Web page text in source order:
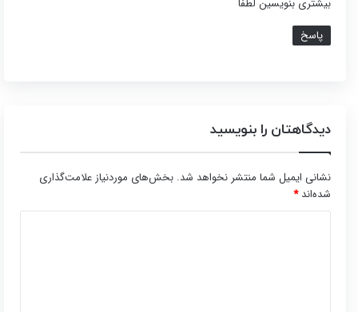
بیشتری بنویسین لطفا
پاسخ
دیدگاهتان را بنویسید
نشانی ایمیل شما منتشر نخواهد شد. بخش‌های موردنیاز علامت‌گذاری
شده‌اند*